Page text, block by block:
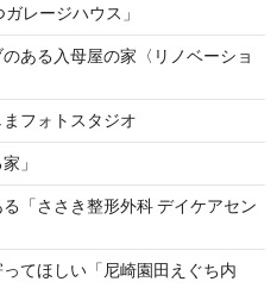
レージハウス」
ある入母屋の家〈リノベーショ
フォトスタジオ
」
「ささき整形外科 デイケアセン
てほしい「尼崎園田えぐち内